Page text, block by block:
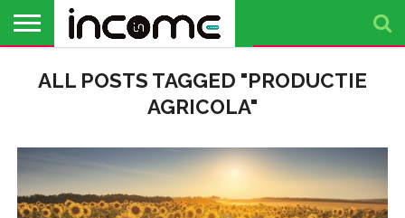
PROFIL DE
ANTREPRENOR
BUSINESS
ANALIZE
OPINII
FINANȚE
PERSONALE
TIMP
LIBER
ALL POSTS TAGGED "PRODUCTIE
AGRICOLA"